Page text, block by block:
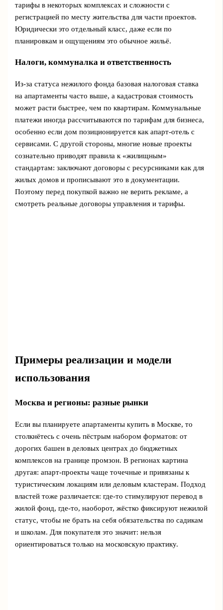
тарифы в некоторых комплексах и сложности с
регистрацией по месту жительства для части проектов.
Юридически это отдельный класс, даже если по
планировкам и ощущениям это обычное жильё.
Налоги, коммуналка и ответственность
Из-за статуса нежилого фонда базовая налоговая ставка
на апартаменты часто выше, а кадастровая стоимость
может расти быстрее, чем по квартирам. Коммунальные
платежи иногда рассчитываются по тарифам для бизнеса,
особенно если дом позиционируется как апарт-отель с
сервисами. С другой стороны, многие новые проекты
сознательно приводят правила к «жилищным»
стандартам: заключают договоры с ресурсниками как для
жилых домов и прописывают это в документации.
Поэтому перед покупкой важно не верить рекламе, а
смотреть реальные договоры управления и тарифы.
Примеры реализации и модели
использования
Москва и регионы: разные рынки
Если вы планируете апартаменты купить в Москве, то
столкнётесь с очень пёстрым набором форматов: от
дорогих башен в деловых центрах до бюджетных
комплексов на границе промзон. В регионах картина
другая: апарт-проекты чаще точечные и привязаны к
туристическим локациям или деловым кластерам. Подход
властей тоже различается: где‑то стимулируют перевод в
жилой фонд, где‑то, наоборот, жёстко фиксируют нежилой
статус, чтобы не брать на себя обязательства по садикам
и школам. Для покупателя это значит: нельзя
ориентироваться только на московскую практику.